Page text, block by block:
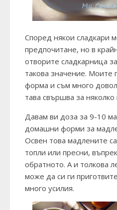
Според някои сладкари
предпочитане, но в
отворите сладкарница
такова значение. Моите
форма и съм много
тава свършва за
Давам ви доза за 9-10
домашни форми за
Освен това мадлените
топли или пресни,
обратното. А и толкова
може да си ги
много усилия.